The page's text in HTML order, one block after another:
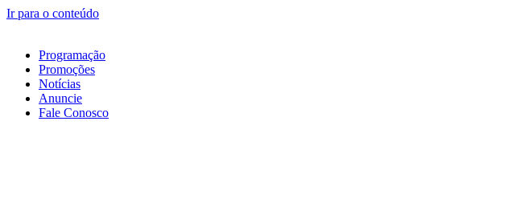
Ir para o conteúdo
Programação
Promoções
Notícias
Anuncie
Fale Conosco